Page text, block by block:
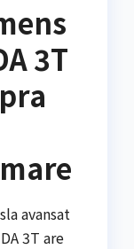
3T
avansat
3T are